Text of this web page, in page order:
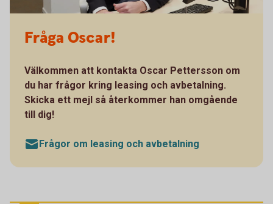
Fråga Oscar!
Välkommen att kontakta Oscar Pettersson om
du har frågor kring leasing och avbetalning.
Skicka ett mejl så återkommer han omgående
till dig!
Frågor om leasing och avbetalning